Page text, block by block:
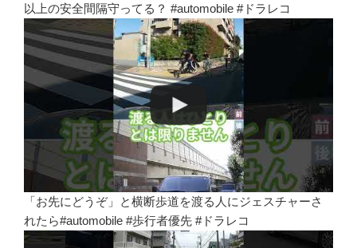
以上の安全間隔守ってる？ #automobile #ドラレコ
「お先にどうぞ」と横断歩道を渡る人にジェスチャーさ
れたら#automobile #歩行者優先 #ドラレコ